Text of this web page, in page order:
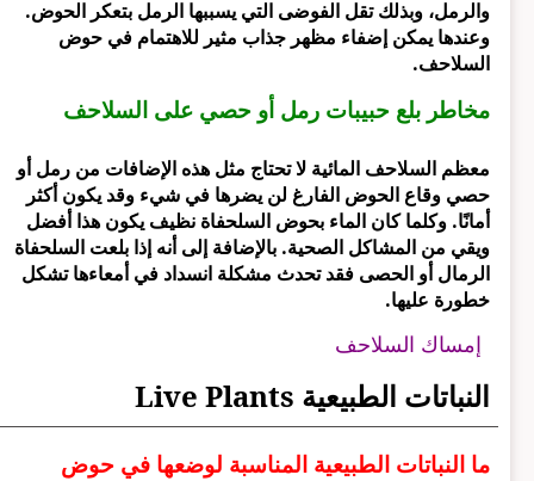
والرمل، وبذلك تقل الفوضى التي يسببها الرمل بتعكر الحوض.
وعندها يمكن إضفاء مظهر جذاب مثير للاهتمام في حوض
السلاحف.
مخاطر بلع حبيبات رمل أو حصي على السلاحف
معظم السلاحف المائية لا تحتاج مثل هذه الإضافات من رمل أو
حصي وقاع الحوض الفارغ لن يضرها في شيء وقد يكون أكثر
أمانًا. وكلما كان الماء بحوض السلحفاة نظيف يكون هذا أفضل
ويقي من المشاكل الصحية. بالإضافة إلى أنه إذا بلعت السلحفاة
الرمال أو الحصى فقد تحدث مشكلة انسداد في أمعاءها تشكل
خطورة عليها.
إمساك السلاحف
النباتات الطبيعية Live Plants
ما النباتات الطبيعية المناسبة لوضعها في حوض